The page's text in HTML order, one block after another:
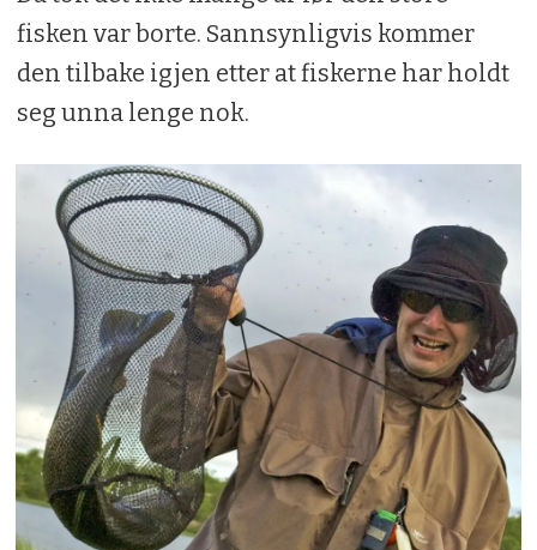
fisken var borte. Sannsynligvis kommer
den tilbake igjen etter at fiskerne har holdt
seg unna lenge nok.